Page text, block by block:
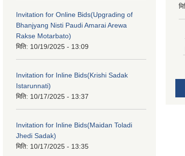
Invitation for Online Bids(Upgrading of
Bhanjyang Nisti Paudi Amarai Arewa
Rakse Motarbato)
मिति: 10/19/2025 - 13:09
Invitation for Inline Bids(Krishi Sadak
Istarunnati)
मिति: 10/17/2025 - 13:37
Invitation for Inline Bids(Maidan Toladi
Jhedi Sadak)
मिति: 10/17/2025 - 13:35